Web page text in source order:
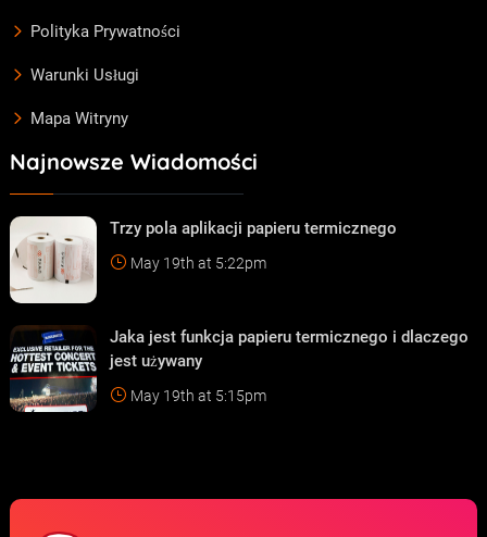
Polityka Prywatności
Warunki Usługi
Mapa Witryny
Najnowsze Wiadomości
Trzy pola aplikacji papieru termicznego
May 19th at 5:22pm
Jaka jest funkcja papieru termicznego i dlaczego
jest używany
May 19th at 5:15pm